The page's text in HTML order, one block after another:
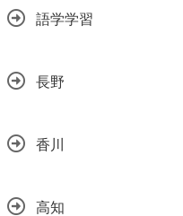
語学学習
長野
香川
高知